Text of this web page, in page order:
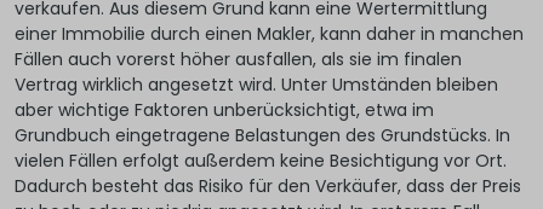
verkaufen. Aus diesem Grund kann eine Wertermittlung
einer Immobilie durch einen Makler, kann daher in manchen
Fällen auch vorerst höher ausfallen, als sie im finalen
Vertrag wirklich angesetzt wird. Unter Umständen bleiben
aber wichtige Faktoren unberücksichtigt, etwa im
Grundbuch eingetragene Belastungen des Grundstücks. In
vielen Fällen erfolgt außerdem keine Besichtigung vor Ort.
Dadurch besteht das Risiko für den Verkäufer, dass der Preis